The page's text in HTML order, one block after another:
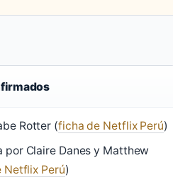
Rotter (ficha de Netflix Perú)
por Claire Danes y Matthew
Netflix Perú)